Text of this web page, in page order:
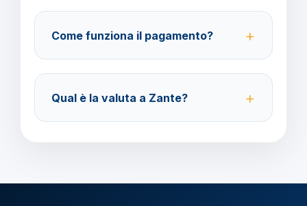
prima della partenza con un costo di 70 euro a
modifica.
Come funziona il pagamento?
Acconto del 40% alla prenotazione, saldo 30 giorni
prima della partenza.
Qual è la valuta a Zante?